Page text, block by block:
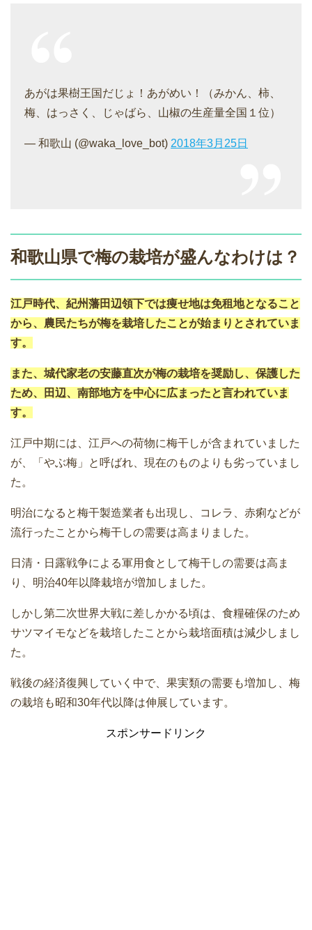
あがは果樹王国だじょ！あがめい！（みかん、柿、
梅、はっさく、じゃばら、山椒の生産量全国１位）
— 和歌山 (@waka_love_bot) 2018年3月25日
和歌山県で梅の栽培が盛んなわけは？
江戸時代、紀州藩田辺領下では痩せ地は免租地となること
から、農民たちが梅を栽培したことが始まりとされていま
す。
また、城代家老の安藤直次が梅の栽培を奨励し、保護した
ため、田辺、南部地方を中心に広まったと言われていま
す。
江戸中期には、江戸への荷物に梅干しが含まれていました
が、「やぶ梅」と呼ばれ、現在のものよりも劣っていまし
た。
明治になると梅干製造業者も出現し、コレラ、赤痢などが
流行ったことから梅干しの需要は高まりました。
日清・日露戦争による軍用食として梅干しの需要は高ま
り、明治40年以降栽培が増加しました。
しかし第二次世界大戦に差しかかる頃は、食糧確保のため
サツマイモなどを栽培したことから栽培面積は減少しまし
た。
戦後の経済復興していく中で、果実類の需要も増加し、梅
の栽培も昭和30年代以降は伸展しています。
スポンサードリンク